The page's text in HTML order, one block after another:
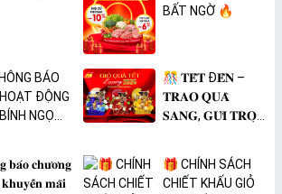
BẤT NGỜ 🔥
BÁO
ĐỘNG
NGỌ
🎊 𝐓𝐄̂́𝐓 Đ𝐄̂́𝐍 –
𝐓𝐑𝐀𝐎 𝐐𝐔𝐀̀
𝐒𝐀𝐍𝐆, 𝐆𝐔̛̉𝐈 𝐓𝐑𝐎̣𝐍
𝐛𝐚́𝐨 𝐜𝐡𝐮̛𝐨̛𝐧𝐠
𝐤𝐡𝐮𝐲𝐞̂́𝐧 𝐦𝐚̃𝐢
🎁 CHÍNH SÁCH
CHIẾT KHẤU GIỎ